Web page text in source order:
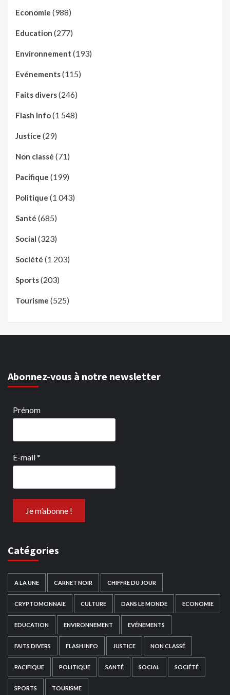
Economie (988)
Education (277)
Environnement (193)
Evénements(115)
Faits divers(246)
Flash Info(1 548)
Justice (29)
Non classé (71)
Pacifique (199)
Politique (1 043)
Santé (685)
Social (323)
Société (1 203)
Sports(203)
Tourisme (525)
Abonnez-vous à notre newsletter
Prénom
E-mail*
Catégories
A LA UNE CARNET NOIR CHIFFRE DU JOUR
CRYPTOMONNAIE CULTURE DANS LE MONDE ECONOMIE
EDUCATION ENVIRONNEMENT EVÉNEMENTS
FAITS DIVERS FLASH INFO JUSTICE NON CLASSÉ
PACIFIQUE POLITIQUE SANTÉ SOCIAL SOCIÉTÉ
SPORTS TOURISME